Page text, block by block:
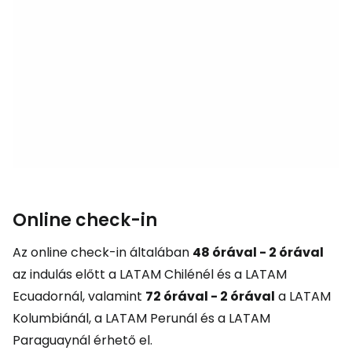
Online check-in
Az online check-in általában 48 órával - 2 órával
az indulás előtt a LATAM Chilénél és a LATAM
Ecuadornál, valamint 72 órával - 2 órával a LATAM
Kolumbiánál, a LATAM Perunál és a LATAM
Paraguaynál érhető el.